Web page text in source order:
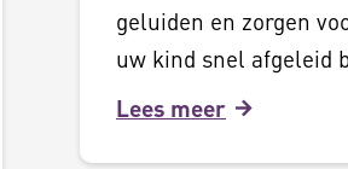
geluiden en zorgen
uw kind snel afgeleid
Lees meer